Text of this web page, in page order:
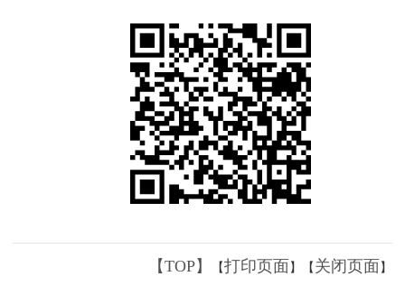
【TOP】 【打印页面】【 关闭页面】